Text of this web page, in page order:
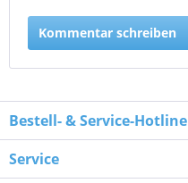
Kommentar schreiben
Bestell- & Service-Hotline
Service